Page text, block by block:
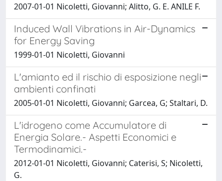
2007-01-01 Nicoletti, Giovanni; Alitto, G. E. ANILE F.
Induced Wall Vibrations in Air-Dynamics
for Energy Saving
1999-01-01 Nicoletti, Giovanni
L'amianto ed il rischio di esposizione negli
ambienti confinati
2005-01-01 Nicoletti, Giovanni; Garcea, G; Staltari, D.
L'idrogeno come Accumulatore di
Energia Solare.- Aspetti Economici e
Termodinamici.-
2012-01-01 Nicoletti, Giovanni; Caterisi, S; Nicoletti,
G.